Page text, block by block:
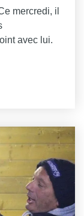
mercredi, il
avec lui.